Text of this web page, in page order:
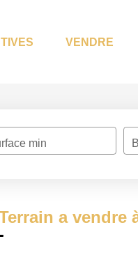
VENDRE
min
a vendre